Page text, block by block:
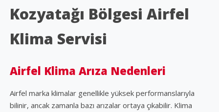
Kozyatağı Bölgesi Airfel
Klima Servisi
Airfel Klima Arıza Nedenleri
Airfel marka klimalar genellikle yüksek performanslarıyla
bilinir, ancak zamanla bazı arızalar ortaya çıkabilir. Klima